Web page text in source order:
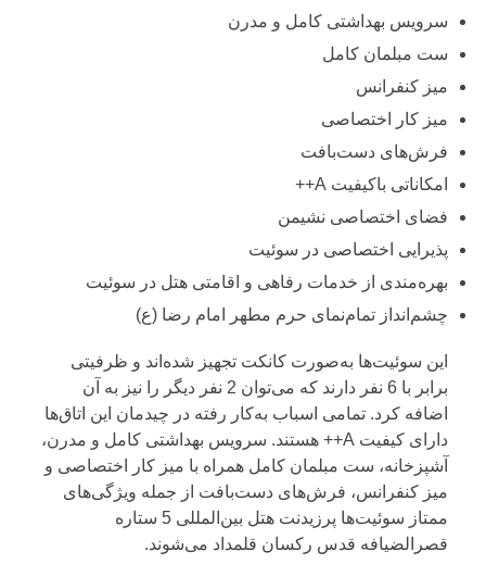
سرویس بهداشتی کامل و مدرن
ست مبلمان کامل
میز کنفرانس
میز کار اختصاصی
فرش‌های دست‌بافت
امکاناتی باکیفیت A++
فضای اختصاصی نشیمن
پذیرایی اختصاصی در سوئیت
بهره‌مندی از خدمات رفاهی و اقامتی هتل در سوئیت
چشم‌انداز تمام‌نمای حرم مطهر امام رضا (ع)
این سوئیت‌ها به‌صورت کانکت تجهیز شده‌اند و ظرفیتی
برابر با 6 نفر دارند که می‌توان 2 نفر دیگر را نیز به آن
اضافه کرد. تمامی اسباب به‌کار رفته در چیدمان این اتاق‌ها
دارای کیفیت A++ هستند. سرویس بهداشتی کامل و مدرن،
آشپزخانه، ست مبلمان کامل همراه با میز کار اختصاصی و
میز کنفرانس، فرش‌های دست‌بافت از جمله ویژگی‌های
ممتاز سوئیت‌ها پرزیدنت هتل بین‌المللی 5 ستاره
قصرالضیافه قدس رکسان قلمداد می‌شوند.